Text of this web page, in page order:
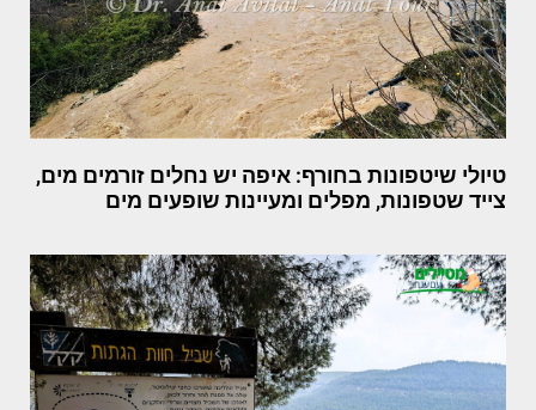
טיולי שיטפונות בחורף: איפה יש נחלים זורמים מים,
צייד שטפונות, מפלים ומעיינות שופעים מים